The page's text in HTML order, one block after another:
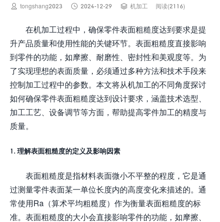
 tongshang2023  2024-12-29  机加工 阅读(2116)
在机加工过程中，确保零件表面粗糙度达到要求是提
升产品质量和使用性能的关键环节。表面粗糙度直接影响
到零件的功能，如摩擦、耐磨性、密封性和美观度等。为
了实现理想的表面质量，必须通过多种方法和技术手段来
控制加工过程中的参数。本文将从机加工的不同角度探讨
如何确保零件表面粗糙度达到设计要求，涵盖技术选型、
加工工艺、设备调节等方面，帮助提高零件加工的精度与
质量。
1. 理解表面粗糙度的定义及影响因素
表面粗糙度是指材料表面微小不平整的程度，它是通
过测量零件表面某一单位长度内的高度变化来描述的。通
常使用Ra（算术平均粗糙度）作为衡量表面粗糙度的标
准。表面粗糙度的大小会直接影响零件的功能，如摩擦、